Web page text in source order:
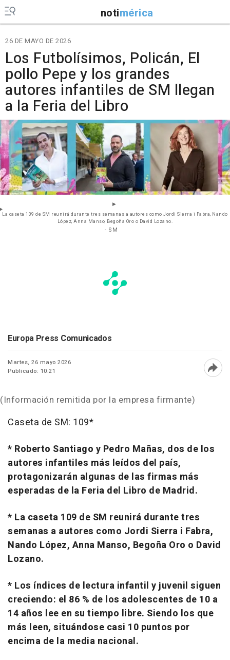
notimérica
26 DE MAYO DE 2026
Los Futbolísimos, Policán, El
pollo Pepe y los grandes
autores infantiles de SM llegan
a la Feria del Libro
La caseta 109 de SM reunirá durante tres semanas a autores como Jordi Sierra i Fabra, Nando
López, Anna Manso, Begoña Oro o David Lozano.
- SM
Europa Press Comunicados
Martes, 26 mayo 2026
Publicado: 10:21
(Información remitida por la empresa firmante)
Caseta de SM: 109*
* Roberto Santiago y Pedro Mañas, dos de los
autores infantiles más leídos del país,
protagonizarán algunas de las firmas más
esperadas de la Feria del Libro de Madrid.
* La caseta 109 de SM reunirá durante tres
semanas a autores como Jordi Sierra i Fabra,
Nando López, Anna Manso, Begoña Oro o David
Lozano.
* Los índices de lectura infantil y juvenil siguen
creciendo: el 86 % de los adolescentes de 10 a
14 años lee en su tiempo libre. Siendo los que
más leen, situándose casi 10 puntos por
encima de la media nacional.